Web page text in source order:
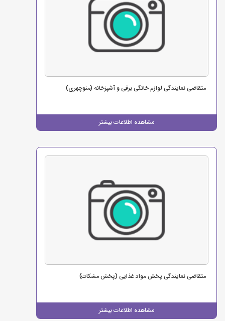
مشاهده اطلاعات بیشتر
متقاضی نمایندگی لوازم خانگی برقی و آشپزخانه (منوچهری)
مشاهده اطلاعات بیشتر
متقاضی نمایندگی پخش مواد غذایی (پخش مشکات)